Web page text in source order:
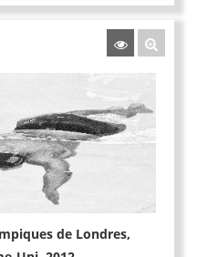
de Londres,